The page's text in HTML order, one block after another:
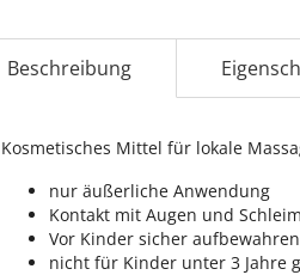
Beschreibung
Kosmetisches Mittel für lokale
nur äußerliche Anwendung
Kontakt mit Augen und
Vor Kinder sicher
nicht für Kinder unter 3 Jahre